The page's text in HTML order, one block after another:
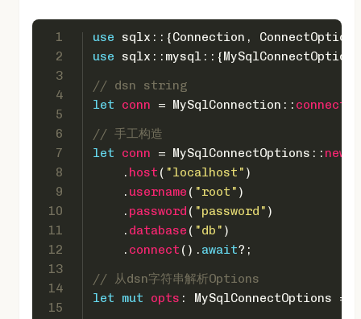
1
2
3
4
5
6
7
8
9
10
11
12
13
14
15
use sqlx::{Connection,
use
// dsn string
let
conn = MySqlConnection:: connect
// 手工构造
let
conn = MySqlConnectOptions:: new
    .
host ( "localhost" )
    .
username ( "root" )
    .
password ( "password" )
    .
database ( "db" )
    .
connect (). await?;
// 从dsn字符串解析Options
let
mut opts : MySqlConnectOptions =